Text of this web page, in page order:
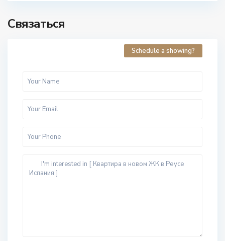
Связаться
Schedule a showing?